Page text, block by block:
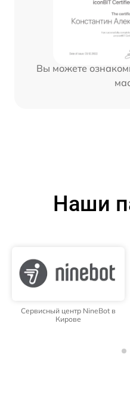
Вы можете
Наши
Сервисный центр NineBot в
Кирове